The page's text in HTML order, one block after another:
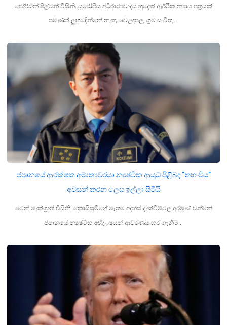
ජෝර්ඩන් ෂිල්ටන් විසිනි. යුරෝපීය අධිරාජ්‍යවාදය හුදෙක් ආර්ථික න්‍යාය පත්‍රයක්
පමණක් ලුහුබඳින්නේ නැත; වෙළඳපල, ශ්‍රම සංචිත,…
ජපානයේ ආරක්ෂක අමාත්‍යවරයා න්‍යෂ්ටික ආයුධ පිළිබඳ “තහංචිය”
අවසන් කරන ලෙස ඉල්ලා සිටියි
බෙන් මැක්ග්‍රාත් විසිනි. කොයිසුමිගේ මෑතම අදහස් දැක්වීම්වල අරමුණ වන්නේ
ජපානයේ න්‍යෂ්ටික අභිලාෂයන් ආවරණය කර ගැනීම…